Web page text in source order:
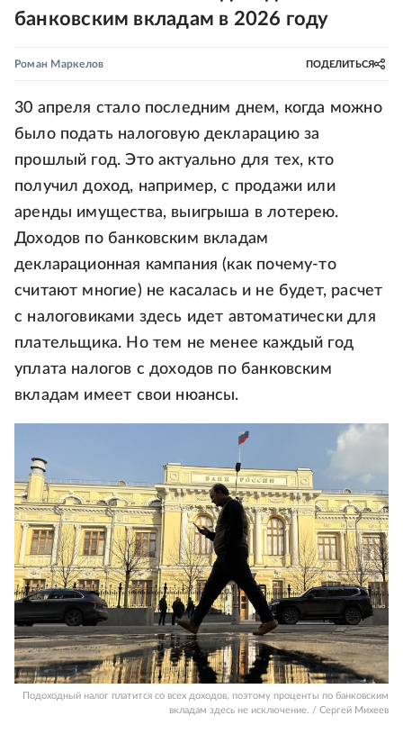
банковским вкладам в 2026 году
Роман Маркелов ПОДЕЛИТЬСЯ
30 апреля стало последним днем, когда можно
было подать налоговую декларацию за
прошлый год. Это актуально для тех, кто
получил доход, например, с продажи или
аренды имущества, выигрыша в лотерею.
Доходов по банковским вкладам
декларационная кампания (как почему-то
считают многие) не касалась и не будет, расчет
с налоговиками здесь идет автоматически для
плательщика. Но тем не менее каждый год
уплата налогов с доходов по банковским
вкладам имеет свои нюансы.
Подоходный налог платится со всех доходов, поэтому проценты по банковским
вкладам здесь не исключение. / Сергей Михеев